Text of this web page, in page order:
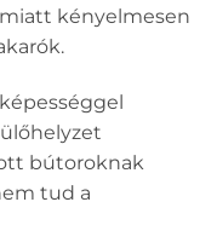
kényelmesen
bútoroknak
tud a